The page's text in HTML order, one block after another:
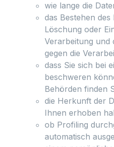
wie lange die
das Bestehen
Löschung oder
Verarbeitung und
gegen die
dass Sie sich bei
beschweren
Behörden finden
die Herkunft der
Ihnen erhoben
ob Profiling
automatisch